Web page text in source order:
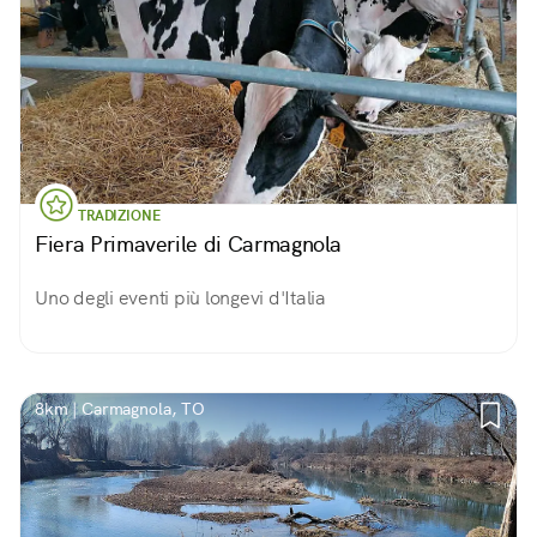
TRADIZIONE
Fiera Primaverile di Carmagnola
Uno degli eventi più longevi d'Italia
8km | Carmagnola, TO